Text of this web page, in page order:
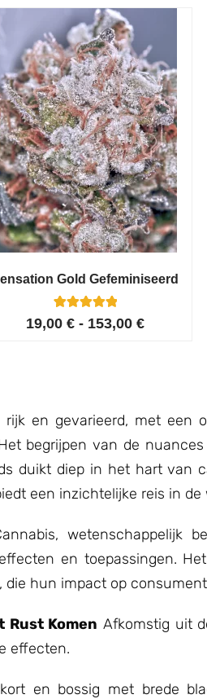
Gold Gefeminiseerd
Gewaardeerd
5.00
6
19,00€ - 153,00€
en gevarieerd, met een
begrijpen van de
duikt diep in het hart van
een inzichtelijke reis in
wetenschappelijk
en toepassingen.
hun impact op
Rust Komen Afkomstig uit
effecten.
en bossig met brede